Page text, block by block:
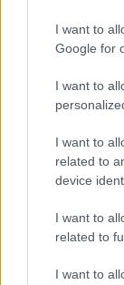
I want to
Google for
I want to
I want to
related to
device
I want to
related to
I want to